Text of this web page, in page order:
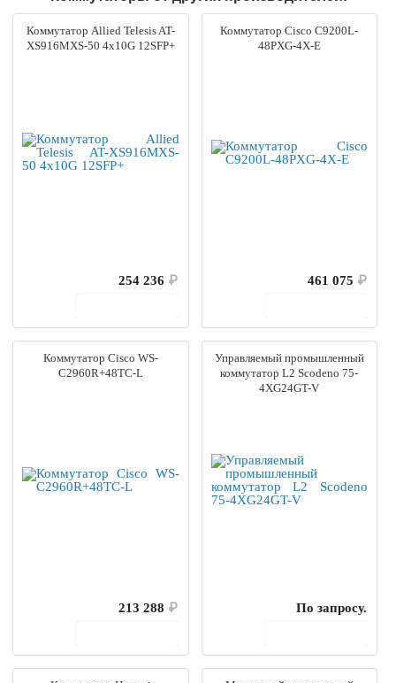
Коммутатор Allied Telesis AT-
XS916MXS-50 4x10G 12SFP+
254 236 ₽
Коммутатор Cisco C9200L-
48PXG-4X-E
461 075 ₽
Коммутатор Cisco WS-
C2960R+48TC-L
213 288 ₽
Управляемый промышленный
коммутатор L2 Scodeno 75-
4XG24GT-V
По запросу.